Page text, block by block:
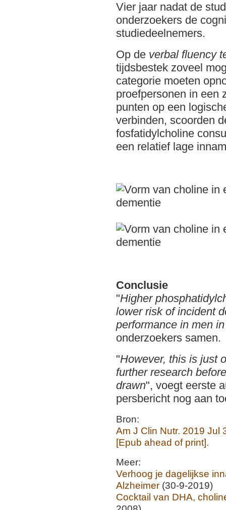
Vier jaar nadat de
onderzoekers de
studiedeelnemers.
Op de verbal fluency
tijdsbestek zoveel
categorie moeten
proefpersonen in een
punten op een
verbinden, scoorden
fosfatidylcholine
een relatief lage
Conclusie
"Higher
lower risk of incident
performance in men
onderzoekers samen.
"However, this is just
further research
drawn", voegt eerste
persbericht nog aan
Bron:
Am J Clin Nutr. 2019 Jul
[Epub ahead of print].
Meer:
Verhoog je dagelijkse
Alzheimer (30-9-2019)
Cocktail van DHA,